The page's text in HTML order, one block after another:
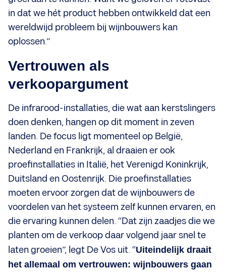
in dat we hét product hebben ontwikkeld dat een
wereldwijd probleem bij wijnbouwers kan
oplossen.”
Vertrouwen als
verkoopargument
De infrarood-installaties, die wat aan kerstslingers
doen denken, hangen op dit moment in zeven
landen. De focus ligt momenteel op België,
Nederland en Frankrijk, al draaien er ook
proefinstallaties in Italië, het Verenigd Koninkrijk,
Duitsland en Oostenrijk. Die proefinstallaties
moeten ervoor zorgen dat de wijnbouwers de
voordelen van het systeem zelf kunnen ervaren, en
die ervaring kunnen delen. “Dat zijn zaadjes die we
planten om de verkoop daar volgend jaar snel te
laten groeien”, legt De Vos uit. “Uiteindelijk draait
het allemaal om vertrouwen: wijnbouwers gaan